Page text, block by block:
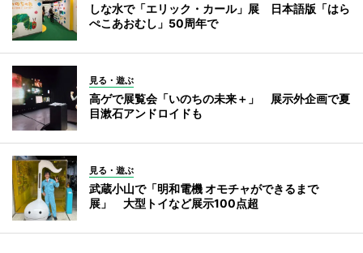
しな水で「エリック・カール」展 日本語版「はら
ぺこあおむし」50周年で
見る・遊ぶ
高ゲで展覧会「いのちの未来＋」 展示外企画で夏
目漱石アンドロイドも
見る・遊ぶ
武蔵小山で「明和電機 オモチャができるまで
展」 大型トイなど展示100点超